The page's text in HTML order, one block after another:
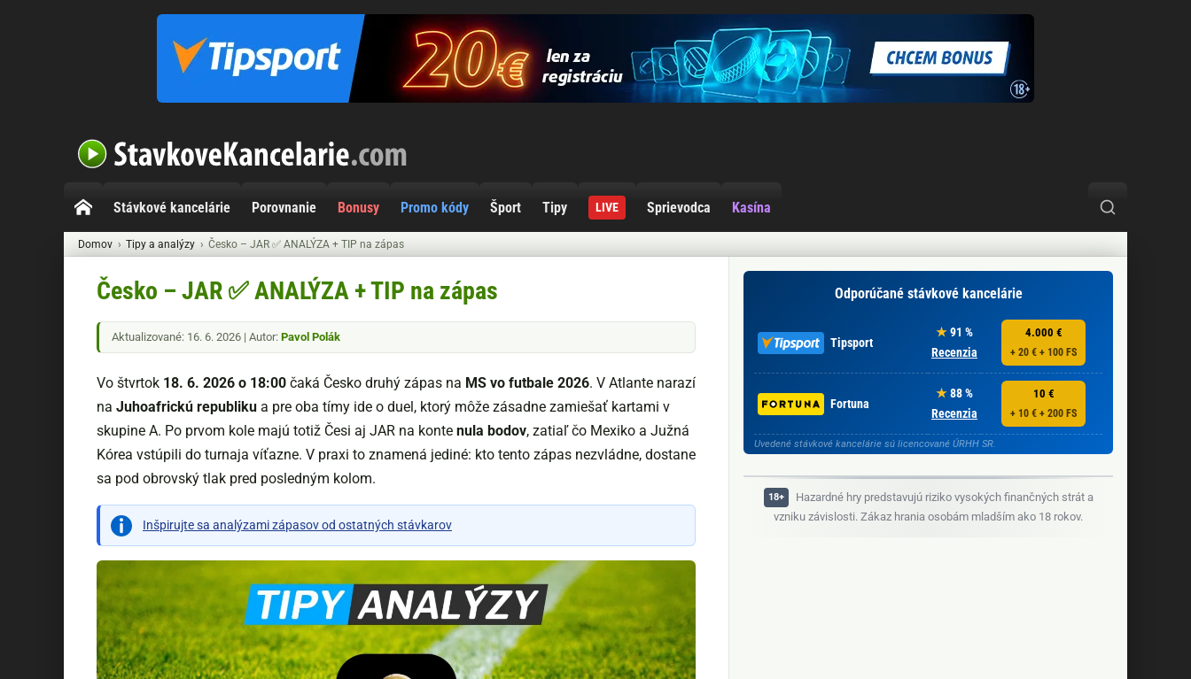
Stávkové kancelárie Porovnanie Bonusy Promo kódy Šport Tipy LIVE Sprievodca Kasína
Domov Tipy a analýzy Česko – JAR ✅ ANALÝZA + TIP na zápas
Česko – JAR ✅ ANALÝZA + TIP na zápas
Aktualizované: 16. 6. 2026 | Autor: Pavol Polák
Vo štvrtok 18. 6. 2026 o 18:00 čaká Česko druhý zápas na MS vo futbale 2026. V Atlante narazí
na Juhoafrickú republiku a pre oba tímy ide o duel, ktorý môže zásadne zamiešať kartami v
skupine A. Po prvom kole majú totiž Česi aj JAR na konte nula bodov, zatiaľ čo Mexiko a Južná
Kórea vstúpili do turnaja víťazne. V praxi to znamená jediné: kto tento zápas nezvládne, dostane
sa pod obrovský tlak pred posledným kolom.
Inšpirujte sa analýzami zápasov od ostatných stávkarov
Odporúčané stávkové kancelárie
Tipsport
91 %
Recenzia
4.000 €
+ 20 € + 100 FS
Fortuna
88 %
Recenzia
10 €
+ 10 € + 200 FS
Uvedené stávkové kancelárie sú licencované ÚRHH SR.
Hazardné hry predstavujú riziko vysokých finančných strát a
vzniku závislosti. Zákaz hrania osobám mladším ako 18 rokov.